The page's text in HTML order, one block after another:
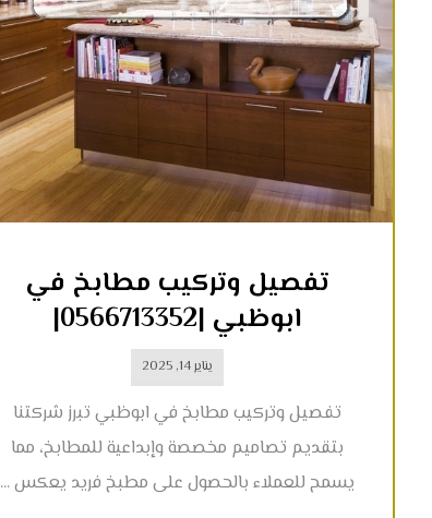
تفصيل وتركيب مطابخ في
ابوظبي |0566713352|
يناير 14, 2025
تفصيل وتركيب مطابخ في ابوظبي تبرز شركتنا
بتقديم تصاميم مخصصة وإبداعية للمطابخ، مما
يسمح للعملاء بالحصول على مطبخ فريد يعكس ...